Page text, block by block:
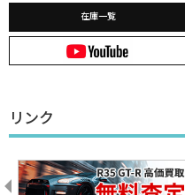
在庫一覧
リンク